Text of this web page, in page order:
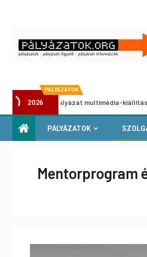
PÁLYÁZATOK
2026
pályázat multimédia-kiállításhoz
PÁLYÁZATOK
Mentorprogram